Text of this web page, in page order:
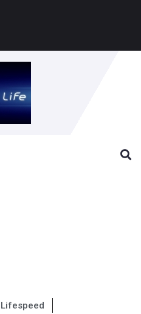
Lifespeed